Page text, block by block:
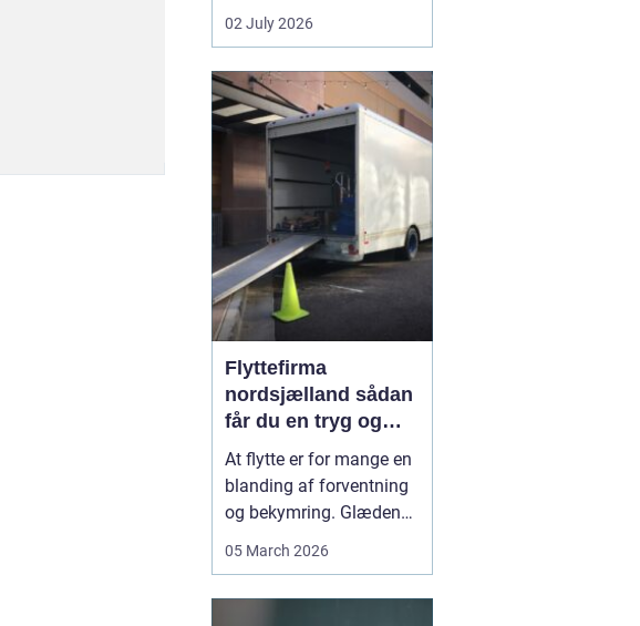
en dygtig VVS-installatør
ikke bare rar at have det
Faxe-området findes der
flere firmaer, der kan
hjælpe, men kvalitet,
responstid og rådgivning
varierer m...
02 July 2026
Flyttefirma
nordsjælland sådan
får du en tryg og
effektiv flytning
At flytte er for mange en
blanding af forventning
og bekymring. Glæden
ved et nyt hjem bliver
05 March 2026